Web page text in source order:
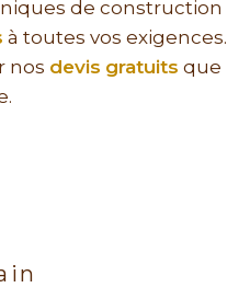
de construction
à toutes vos exigences.
nos devis gratuits que